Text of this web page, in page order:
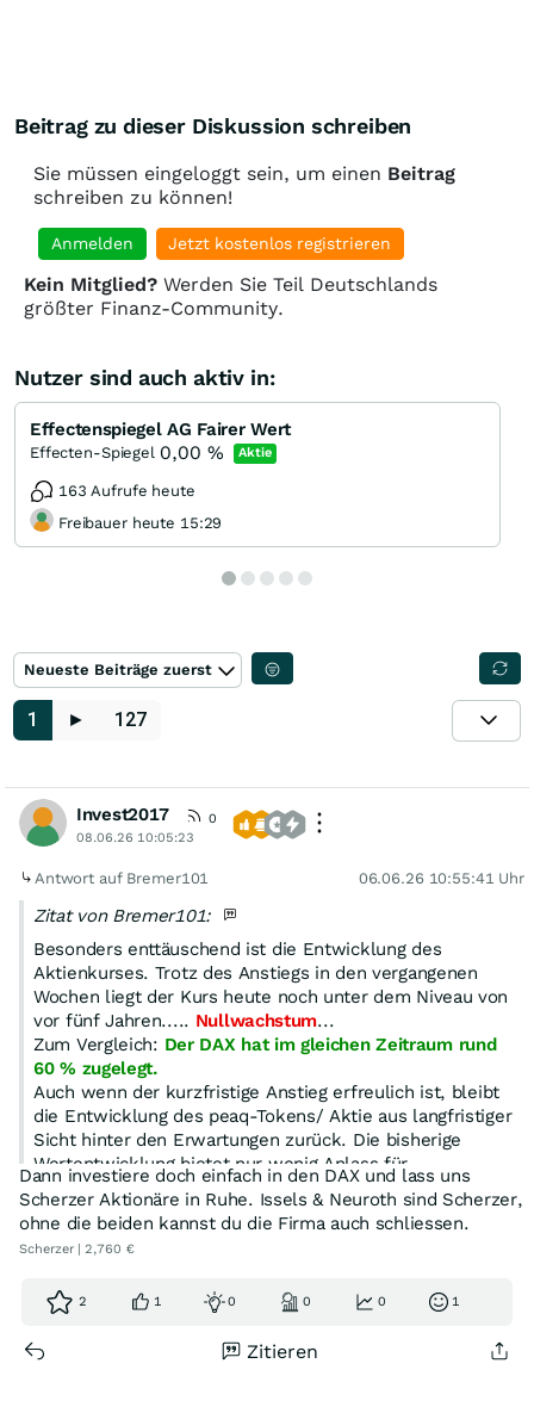
Beitrag zu dieser Diskussion schreiben
Sie müssen eingeloggt sein, um einen Beitrag
schreiben zu können!
Anmelden Jetzt kostenlos registrieren
Kein Mitglied? Werden Sie Teil Deutschlands
größter Finanz-Community.
Nutzer sind auch aktiv in:
Effectenspiegel AG Fairer Wert
Effecten-Spiegel 0,00 % Aktie
163 Aufrufe heute
Freibauer heute 15:29
Neueste Beiträge zuerst
1 ► 127
Invest2017
0
08.06.26 10:05:23
Antwort auf Bremer101 06.06.26 10:55:41 Uhr
Zitat von Bremer101:
Besonders enttäuschend ist die Entwicklung des
Aktienkurses. Trotz des Anstiegs in den vergangenen
Wochen liegt der Kurs heute noch unter dem Niveau von
vor fünf Jahren..... Nullwachstum...
Zum Vergleich: Der DAX hat im gleichen Zeitraum rund
60 % zugelegt.
Auch wenn der kurzfristige Anstieg erfreulich ist, bleibt
die Entwicklung des peaq-Tokens/ Aktie aus langfristiger
Sicht hinter den Erwartungen zurück. Die bisherige
Wertentwicklung bietet nur wenig Anlass für
Optimismus.
Es ist wohl Zeit für ein Vorstandswechsel.
Dann investiere doch einfach in den DAX und lass uns
Scherzer Aktionäre in Ruhe. Issels & Neuroth sind Scherzer,
ohne die beiden kannst du die Firma auch schliessen.
Scherzer | 2,760 €
2 1 0 0 0 1
Zitieren